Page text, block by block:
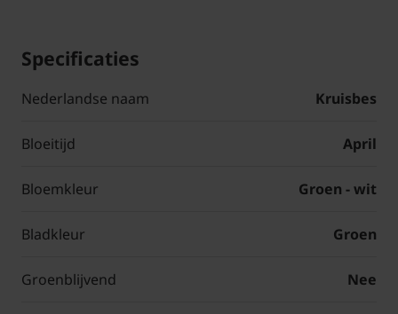
Specificaties
Nederlandse naam Kruisbes
Bloeitijd April
Bloemkleur Groen - wit
Bladkleur Groen
Groenblijvend Nee